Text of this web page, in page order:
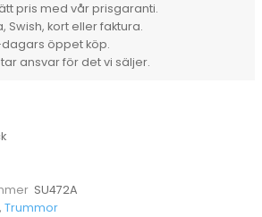
pris med vår prisgaranti.
Swish, kort eller faktura.
dagars öppet köp.
ansvar för det vi säljer.
SU472A
,Trummor